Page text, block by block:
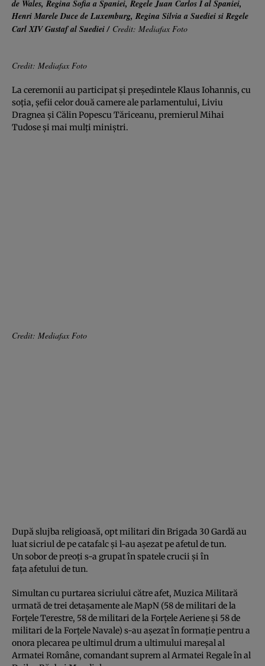
de Wales, Regina Sofia a Spaniei, Regele Juan Carlos I al Spaniei,
Henri Marele Duce de Luxemburg, Regina Silvia a Suediei si Regele
Carl XIV Gustaf al Suediei / Credit: Mediafax Foto
Credit: Mediafax Foto
La ceremonii au participat şi preşedintele Klaus Iohannis, cu
soţia, şefii celor două camere ale parlamentului, Liviu
Dragnea şi Călin Popescu Tăriceanu, premierul Mihai
Tudose şi mai mulţi miniştri.
Credit: Mediafax Foto
După slujba religioasă, opt militari din Brigada 30 Gardă au
luat sicriul de pe catafalc şi l-au aşezat pe afetul de tun.
Un sobor de preoţi s-a grupat în spatele crucii şi în
faţa afetului de tun.
Simultan cu purtarea sicriului către afet, Muzica Militară
urmată de trei detaşamente ale MapN (58 de militari de la
Forţele Terestre, 58 de militari de la Forţele Aeriene şi 58 de
militari de la Forţele Navale) s-au aşezat în formaţie pentru a
onora plecarea pe ultimul drum a ultimului mareşal al
Armatei Române, comandant suprem al Armatei Regale în al